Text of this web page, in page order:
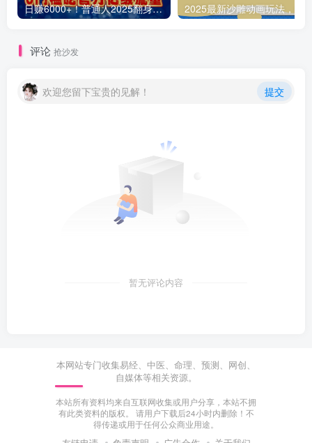
日赚6000+！普通人2025翻身必做项目，抖音Ai无人直播躺赚新风口，0门槛吃官方亿级流量
评论 抢沙发
欢迎您留下宝贵的见解！ 提交
暂无评论内容
本网站专门收集易经、中医、命理、预测、网创、
自媒体等相关资源。
本站所有资料均来自互联网收集或用户分享，本站不拥
有此类资料的版权。 请用户下载后24小时内删除！不
得传递或用于任何公众商业用途。